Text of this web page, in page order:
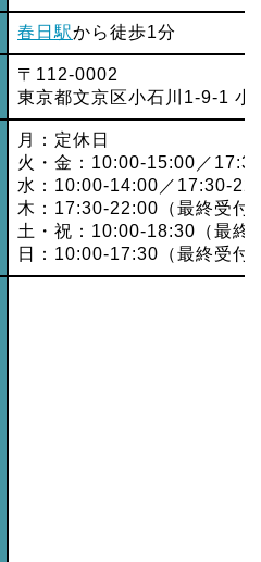
春日駅から徒歩1分
〒112-0002
東京都文京区小石川1-9-1 小
月：定休日
火・金：10:00-15:00／
水：10:00-14:00／17:30-
木：17:30-22:00（最終受付
土・祝：10:00-18:30（最終
日：10:00-17:30（最終受付